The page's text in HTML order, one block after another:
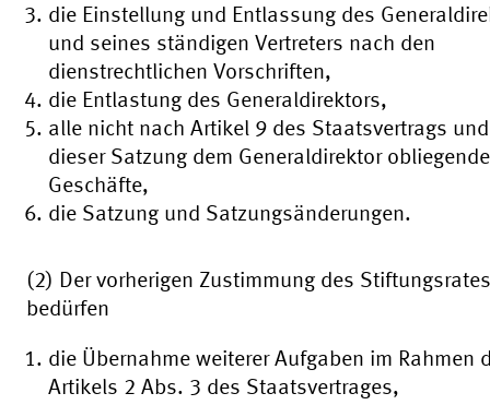
die Einstellung und Entlassung des
und seines ständigen Vertreters nach den
dienstrechtlichen Vorschriften,
die Entlastung des Generaldirektors,
alle nicht nach Artikel 9 des Staatsvertrags
dieser Satzung dem Generaldirektor
Geschäfte,
die Satzung und Satzungsänderungen.
(2) Der vorherigen Zustimmung des Stiftungsrates
bedürfen
die Übernahme weiterer Aufgaben im Rahmen
Artikels 2 Abs. 3 des Staatsvertrages,